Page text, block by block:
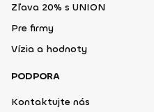
Zľava 20% s UNION
Pre firmy
Vízia a hodnoty
PODPORA
Kontaktujte nás